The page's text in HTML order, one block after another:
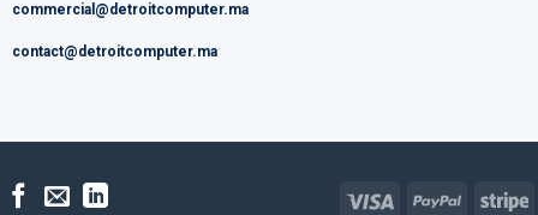
commercial@detroitcomputer.ma
contact@detroitcomputer.ma
Visa PayPal